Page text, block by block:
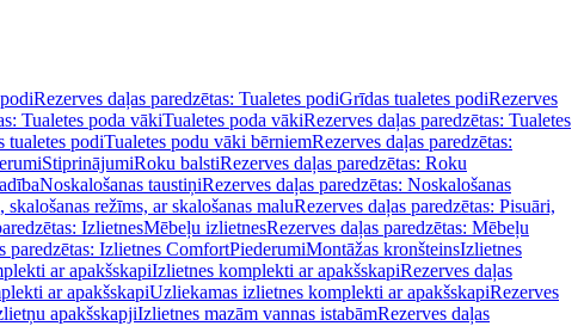
Rezerves daļas paredzētas: Tualetes podiGrīdas tualetes podiRezerves
Tualetes poda vākiTualetes poda vākiRezerves daļas paredzētas: Tualetes
tualetes podiTualetes podu vāki bērniemRezerves daļas paredzētas:
StiprinājumiRoku balstiRezerves daļas paredzētas: Roku
Noskalošanas taustiņiRezerves daļas paredzētas: Noskalošanas
skalošanas režīms, ar skalošanas maluRezerves daļas paredzētas: Pisuāri,
IzlietnesMēbeļu izlietnesRezerves daļas paredzētas: Mēbeļu
paredzētas: Izlietnes ComfortPiederumiMontāžas kronšteinsIzlietnes
ar apakšskapiIzlietnes komplekti ar apakšskapiRezerves daļas
ar apakšskapiUzliekamas izlietnes komplekti ar apakšskapiRezerves
apakšskapjiIzlietnes mazām vannas istabāmRezerves daļas